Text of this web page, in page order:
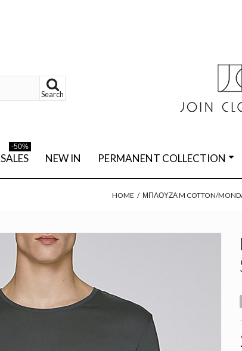
Search
SALES
-50%
NEW IN PERMANENT COLLECTION
HOME / ΜΠΛΟΎΖΑ M COTTON/